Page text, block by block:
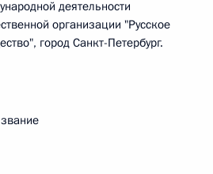
деятельности
организации "Русское
город Санкт-Петербург.